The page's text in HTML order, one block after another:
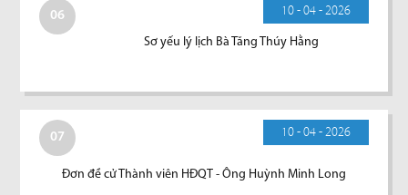
06 10 - 04 - 2026
Sơ yếu lý lịch Bà Tăng Thúy Hằng
07 10 - 04 - 2026
Đơn đề cử Thành viên HĐQT - Ông Huỳnh Minh Long